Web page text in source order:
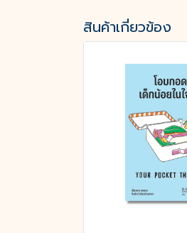
สินค้าเกี่ยวข้อง